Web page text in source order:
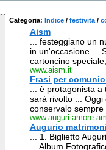
Categoria: Indice / festivita /
Aism
... festeggiano un
in un'occasione ...
cartoncino
www.aism.it
Frasi per
... è protagonista
sarà rivolto ...
conservalo sempre
www.auguri.amore-
Augurio
... 1. Biglietto
... Album